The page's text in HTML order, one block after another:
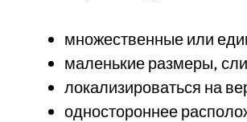
множественные или
маленькие размеры,
локализироваться на
одностороннее